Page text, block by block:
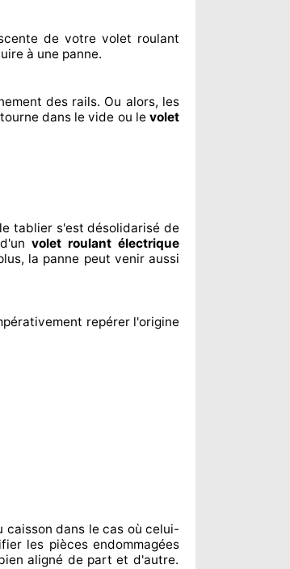
de votre volet roulant
à une panne.
des rails. Ou alors, les
dans le vide ou levolet
tablier s'est désolidarisé de
volet roulant électrique
la panne peut venir aussi
repérerl'origine
caisson dans le cas où celui-
les pièces endommagées
aligné de part et d'autre.